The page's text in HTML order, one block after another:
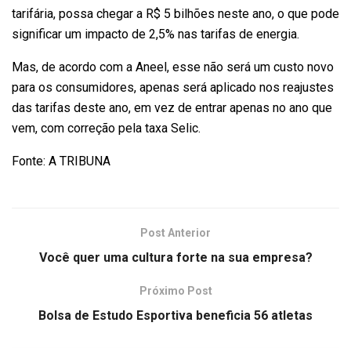
tarifária, possa chegar a R$ 5 bilhões neste ano, o que pode
significar um impacto de 2,5% nas tarifas de energia.
Mas, de acordo com a Aneel, esse não será um custo novo
para os consumidores, apenas será aplicado nos reajustes
das tarifas deste ano, em vez de entrar apenas no ano que
vem, com correção pela taxa Selic.
Fonte: A TRIBUNA
Post Anterior
Você quer uma cultura forte na sua empresa?
Próximo Post
Bolsa de Estudo Esportiva beneficia 56 atletas